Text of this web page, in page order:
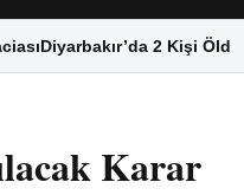
Diyarbakır’da 2 Kişi Öldü
Karar